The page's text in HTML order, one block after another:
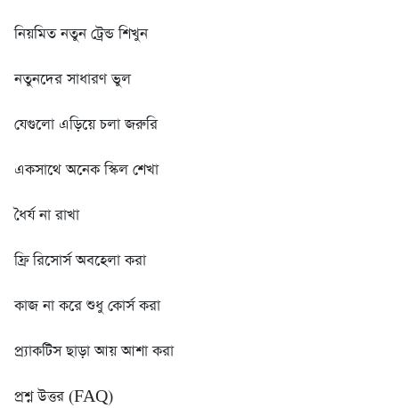
নিয়মিত নতুন ট্রেন্ড শিখুন
নতুনদের সাধারণ ভুল
যেগুলো এড়িয়ে চলা জরুরি
একসাথে অনেক স্কিল শেখা
ধৈর্য না রাখা
ফ্রি রিসোর্স অবহেলা করা
কাজ না করে শুধু কোর্স করা
প্র্যাকটিস ছাড়া আয় আশা করা
প্রশ্ন উত্তর (FAQ)